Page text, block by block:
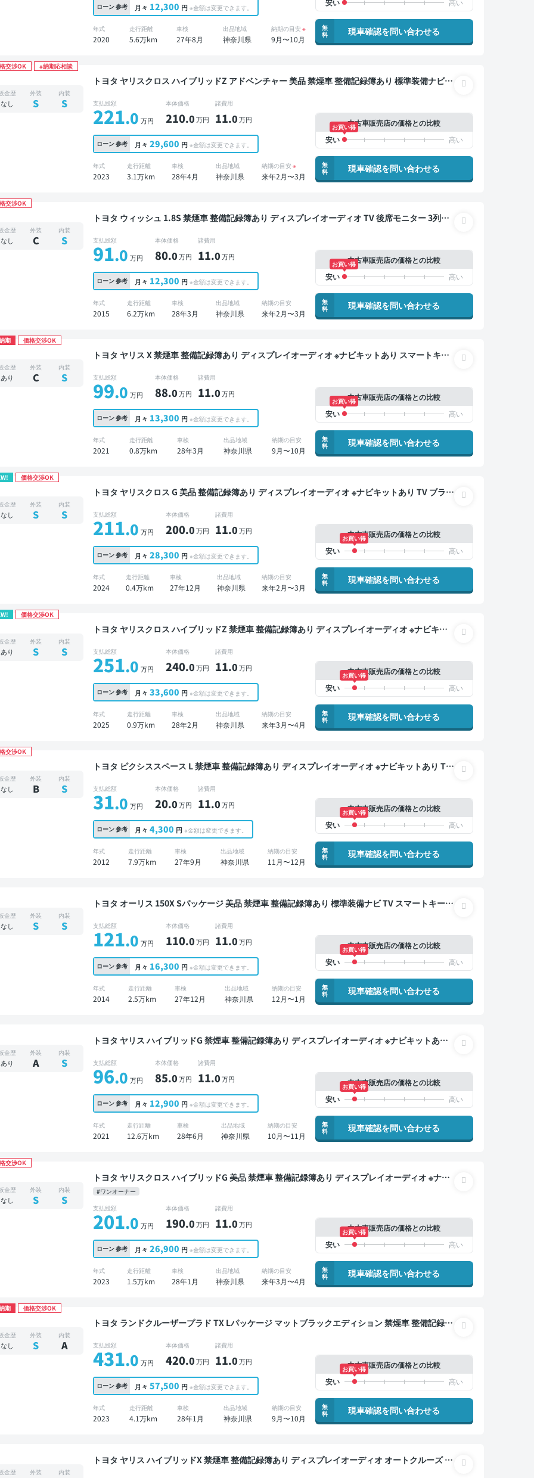
ローン参考 月々 12,300 円 ※金額は変更できます。
年式
2020
走行距離
5.6万km
車検
27年8月
出品地域
神奈川県
納期の目安 ※
9月〜10月
無
料
現車確認を問い合わせる
交渉OK ※納期応相談
トヨタ ヤリスクロス ハイブリッドZ アドベンチャー 美品 禁煙車 整備記録簿あり 標準装備ナビ
レコーダー 衝突軽減
金歴
なし
外装
S
内装
S 支払総額
221.0 万円
本体価格
210.0万円
諸費用
11.0万円
ローン参考 月々 29,600 円 ※金額は変更できます。
年式
2023
走行距離
3.1万km
車検
28年4月
出品地域
神奈川県
納期の目安 ※
来年2月〜3月
中古車販売店の価格との比較
お買い得
無
料
現車確認を問い合わせる
交渉OK
トヨタ ウィッシュ 1.8S 禁煙車 整備記録簿あり ディスプレイオーディオ TV 後席モニター 3列シ
金歴
なし
外装
C
内装
S 支払総額
91.0 万円
本体価格
80.0万円
諸費用
11.0万円
ローン参考 月々 12,300 円 ※金額は変更できます。
年式
2015
走行距離
6.2万km
車検
28年3月
出品地域
神奈川県
納期の目安
来年2月〜3月
中古車販売店の価格との比較
お買い得
無
料
現車確認を問い合わせる
期 価格交渉OK
トヨタ ヤリス X 禁煙車 整備記録簿あり ディスプレイオーディオ ※ナビキットあり スマートキー
金歴
あり
外装
C
内装
S 支払総額
99.0 万円
本体価格
88.0万円
諸費用
11.0万円
ローン参考 月々 13,300 円 ※金額は変更できます。
年式
2021
走行距離
0.8万km
車検
28年3月
出品地域
神奈川県
納期の目安
9月〜10月
中古車販売店の価格との比較
お買い得
無
料
現車確認を問い合わせる
価格交渉OK
トヨタ ヤリスクロス G 美品 整備記録簿あり ディスプレイオーディオ ※ナビキットあり TV ブライ
レコーダー 社外アルミ 衝突軽減
金歴
なし
外装
S
内装
S 支払総額
211.0 万円
本体価格
200.0万円
諸費用
11.0万円
ローン参考 月々 28,300 円 ※金額は変更できます。
年式
2024
走行距離
0.4万km
車検
27年12月
出品地域
神奈川県
納期の目安
来年2月〜3月
中古車販売店の価格との比較
お買い得
無
料
現車確認を問い合わせる
価格交渉OK
トヨタ ヤリスクロス ハイブリッドZ 禁煙車 整備記録簿あり ディスプレイオーディオ ※ナビキッ
位カメラ ドライブレコーダー 衝突軽減
金歴
あり
外装
S
内装
S 支払総額
251.0 万円
本体価格
240.0万円
諸費用
11.0万円
ローン参考 月々 33,600 円 ※金額は変更できます。
年式
2025
走行距離
0.9万km
車検
28年2月
出品地域
神奈川県
納期の目安
来年3月〜4月
中古車販売店の価格との比較
お買い得
無
料
現車確認を問い合わせる
交渉OK
トヨタ ピクシススペース L 禁煙車 整備記録簿あり ディスプレイオーディオ ※ナビキットあり TV
金歴
なし
外装
B
内装
S 支払総額
31.0 万円
本体価格
20.0万円
諸費用
11.0万円
ローン参考 月々 4,300 円 ※金額は変更できます。
年式
2012
走行距離
7.9万km
車検
27年9月
出品地域
神奈川県
納期の目安
11月〜12月
中古車販売店の価格との比較
お買い得
無
料
現車確認を問い合わせる
トヨタ オーリス 150X Sパッケージ 美品 禁煙車 整備記録簿あり 標準装備ナビ TV スマートキー
金歴
なし
外装
S
内装
S 支払総額
121.0 万円
本体価格
110.0万円
諸費用
11.0万円
ローン参考 月々 16,300 円 ※金額は変更できます。
年式
2014
走行距離
2.5万km
車検
27年12月
出品地域
神奈川県
納期の目安
12月〜1月
中古車販売店の価格との比較
お買い得
無
料
現車確認を問い合わせる
トヨタ ヤリス ハイブリッドG 禁煙車 整備記録簿あり ディスプレイオーディオ ※ナビキットあり
コーダー 衝突軽減
金歴
あり
外装
A
内装
S 支払総額
96.0 万円
本体価格
85.0万円
諸費用
11.0万円
ローン参考 月々 12,900 円 ※金額は変更できます。
年式
2021
走行距離
12.6万km
車検
28年6月
出品地域
神奈川県
納期の目安
10月〜11月
中古車販売店の価格との比較
お買い得
無
料
現車確認を問い合わせる
交渉OK
トヨタ ヤリスクロス ハイブリッドG 美品 禁煙車 整備記録簿あり ディスプレイオーディオ ※ナビ
キットあり ブラインドスポットモニター オートクルーズ ワイヤレスキー スマートキー ETC バッ
クモニター ドライブレコーダー 衝突軽減
#ワンオーナー
金歴
なし
外装
S
内装
S
支払総額
201.0 万円
本体価格
190.0万円
諸費用
11.0万円
ローン参考 月々 26,900 円 ※金額は変更できます。
年式
2023
走行距離
1.5万km
車検
28年1月
出品地域
神奈川県
納期の目安
来年3月〜4月
中古車販売店の価格との比較
お買い得
無
料
現車確認を問い合わせる
期 価格交渉OK
トヨタ ランドクルーザープラド TX Lパッケージ マットブラックエディション 禁煙車 整備記録簿
スマートキー ETC サンルーフ バックモニター 全方位カメラ ドライブレコーダー 衝突軽減
金歴
なし
外装
S
内装
A 支払総額
431.0 万円
本体価格
420.0万円
諸費用
11.0万円
ローン参考 月々 57,500 円 ※金額は変更できます。
年式
2023
走行距離
4.1万km
車検
28年1月
出品地域
神奈川県
納期の目安
9月〜10月
中古車販売店の価格との比較
お買い得
無
料
現車確認を問い合わせる
トヨタ ヤリス ハイブリッドX 禁煙車 整備記録簿あり ディスプレイオーディオ オートクルーズ ワ
金歴 外装 内装